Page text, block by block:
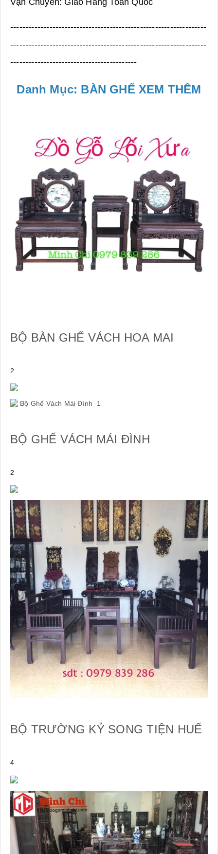
-----------------------------------------------------------------
-----------------------------------------------------------------
------------------------------------------
Danh Mục: BÀN GHẾ XEM THÊM
BỘ BÀN GHẾ VÁCH HOA MAI
2
BỘ GHẾ VÁCH MÁI ĐÌNH
2
BỘ TRƯỜNG KỶ SONG TIỆN HUẾ
4